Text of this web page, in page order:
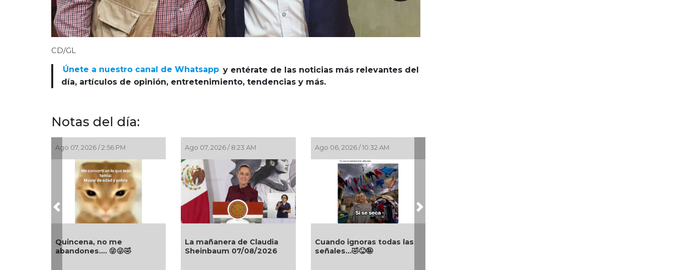
CD/GL
Únete a nuestro canal de Whatsapp y entérate de las noticias más relevantes del
día, artículos de opinión, entretenimiento, tendencias y más.
Notas del día:
Ago 06, 2026 / 10:32 AM
Cuando ignoras todas las
señales…🤣😝🤪
Ago 06, 2026 / 8:24 AM
La mañanera de Claudia
Sheinbaum 06/08/2026
Ago 05, 2026 / 12:53 PM
A ver si esta vez no rompo
nada... 😝🤪🤣
Previous Next